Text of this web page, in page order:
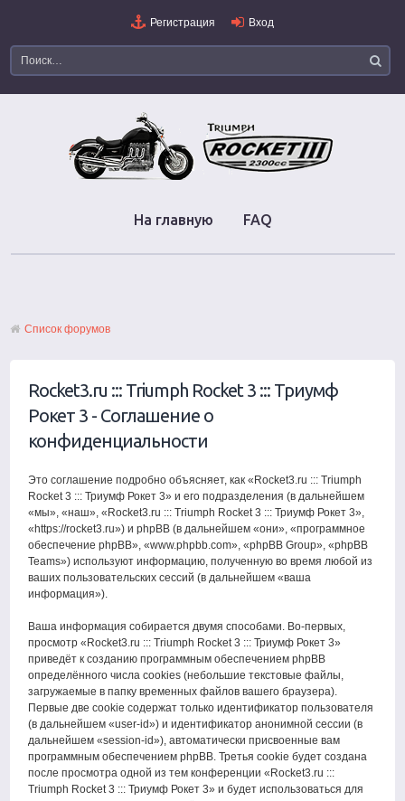
Регистрация Вход
На главную FAQ
Список форумов
Rocket3.ru ::: Triumph Rocket 3 ::: Триумф
Рокет 3 - Соглашение о
конфиденциальности
Это соглашение подробно объясняет, как «Rocket3.ru ::: Triumph
Rocket 3 ::: Триумф Рокет 3» и его подразделения (в дальнейшем
«мы», «наш», «Rocket3.ru ::: Triumph Rocket 3 ::: Триумф Рокет 3»,
«https://rocket3.ru») и phpBB (в дальнейшем «они», «программное
обеспечение phpBB», «www.phpbb.com», «phpBB Group», «phpBB
Teams») используют информацию, полученную во время любой из
ваших пользовательских сессий (в дальнейшем «ваша
информация»).
Ваша информация собирается двумя способами. Во-первых,
просмотр «Rocket3.ru ::: Triumph Rocket 3 ::: Триумф Рокет 3»
приведёт к созданию программным обеспечением phpBB
определённого числа cookies (небольшие текстовые файлы,
загружаемые в папку временных файлов вашего браузера).
Первые две cookie содержат только идентификатор пользователя
(в дальнейшем «user-id») и идентификатор анонимной сессии (в
дальнейшем «session-id»), автоматически присвоенные вам
программным обеспечением phpBB. Третья cookie будет создана
после просмотра одной из тем конференции «Rocket3.ru :::
Triumph Rocket 3 ::: Триумф Рокет 3» и будет использоваться для